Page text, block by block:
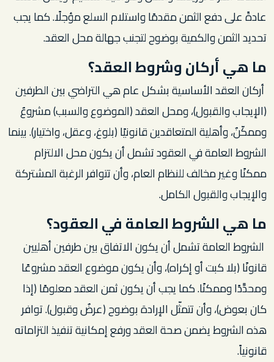
عادةً على دفع الثمن مقدمًا واستلام السلع مؤجلًا. كما يجب
تحديد الثمن والكمية بوضوح لتجنب جهالة محل العقد.
ما هي أركان وشروط العقد؟
أركان العقد الأساسية بشكل عام هي التراضي بين الطرفين
(الإيجاب والقبول)، ومحل العقد (الموضوع والسبب) مشروعٌ
وممكّنٌ، وأهلية المتعاقدين قانونيًا (بلوغ، وعقل، واختيار). بينما
الشروط العامة في العقود تشمل أن يكون محل الالتزام
ممكنًا وغير مخالف للنظام العام، وأن تتوافر الرغبة المشتركة
والإيجاب والقبول الكامل.
ما هي الشروط العامة في العقود؟
الشروط العامة تشمل أن يكون الاتفاق بين طرفين أهليين
قانونًا (بلا كبت أو إكراه)، وأن يكون موضوع العقد مشروعًا
ومحدَّدًا وممكنًا. كما يجب أن يكون ثمن العقد معلومًا (إذا
كان بعوض)، وأن تتمثّل الإرادة بوضوح (عرضٌ وقبول). توافر
هذه الشروط يضمن صحة العقد ورفع إمكانية تنفيذ التزاماته
قانونياً.